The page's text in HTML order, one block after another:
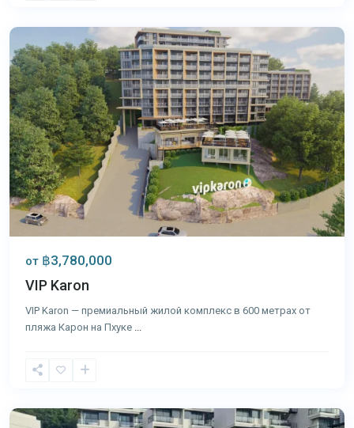
от ฿3,780,000
VIP Karon
VIP Karon — премиальный жилой комплекс в 600 метрах от
пляжа Карон на Пхуке
Карон ,